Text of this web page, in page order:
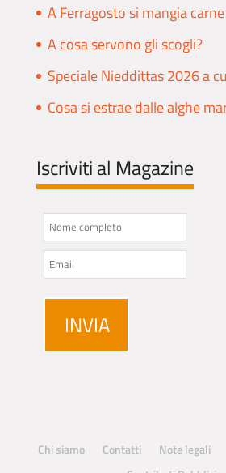
A Ferragosto si mangia
A cosa servono gli scogli?
Speciale Nieddittas 2026 a
Cosa si estrae dalle alghe
Iscriviti al Magazine
Chi siamo Contatti Note legali